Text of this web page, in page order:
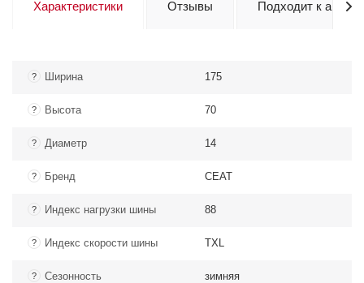
Характеристики Отзывы Подходит к авто
? Ширина 175
? Высота 70
? Диаметр 14
? Бренд CEAT
? Индекс нагрузки шины 88
? Индекс скорости шины TXL
? Сезонность зимняя